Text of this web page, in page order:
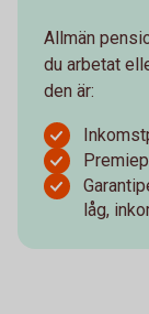
Allmän
du arbetat
den är:
låg,